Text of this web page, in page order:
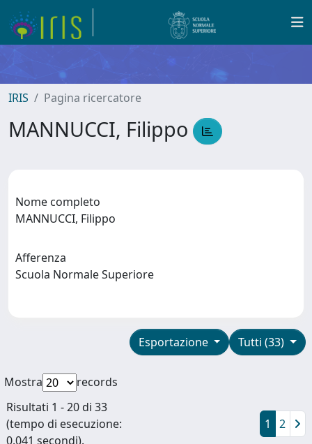
IRIS Pagina ricercatore
MANNUCCI, Filippo
Nome completo
MANNUCCI, Filippo
Afferenza
Scuola Normale Superiore
Tutti (33)
Esportazione
Mostra
records
Risultati 1 - 20 di 33
(tempo di esecuzione:
0.041 secondi).
1 2